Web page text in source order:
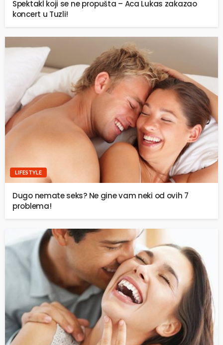
Spektakl koji se ne propušta – Aca Lukas zakazao
koncert u Tuzli!
LIFESTYLE
Dugo nemate seks? Ne gine vam neki od ovih 7
problema!